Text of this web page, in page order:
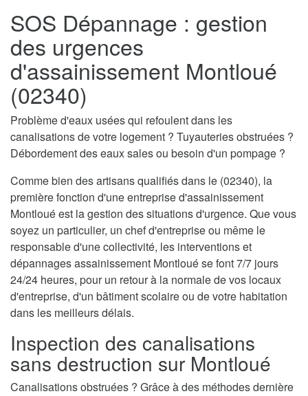
SOS Dépannage : gestion
des urgences
d'assainissement Montloué
(02340)
Problème d'eaux usées qui refoulent dans les
canalisations de votre logement ? Tuyauteries obstruées ?
Débordement des eaux sales ou besoin d'un pompage ?
Comme bien des artisans qualifiés dans le (02340), la
première fonction d'une entreprise d'assainissement
Montloué est la gestion des situations d'urgence. Que vous
soyez un particulier, un chef d'entreprise ou même le
responsable d'une collectivité, les interventions et
dépannages assainissement Montloué se font 7/7 jours
24/24 heures, pour un retour à la normale de vos locaux
d'entreprise, d'un bâtiment scolaire ou de votre habitation
dans les meilleurs délais.
Inspection des canalisations
sans destruction sur Montloué
Canalisations obstruées ? Grâce à des méthodes dernière